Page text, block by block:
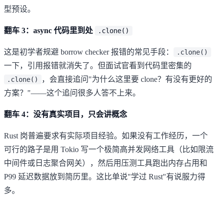
型预设。
翻车 3：async 代码里到处 .clone()
这是初学者规避 borrow checker 报错的常见手段： .clone()
一下，引用报错就消失了。但面试官看到代码里密集的
.clone()
，会直接追问"为什么这里要 clone？有没有更好的
方案？"——这个追问很多人答不上来。
翻车 4：没有真实项目，只会讲概念
Rust 岗普遍要求有实际项目经验。如果没有工作经历，一个
可行的路子是用 Tokio 写一个极简高并发网络工具（比如限流
中间件或日志聚合网关），然后用压测工具跑出内存占用和
P99 延迟数据放到简历里。这比单说"学过 Rust"有说服力得
多。